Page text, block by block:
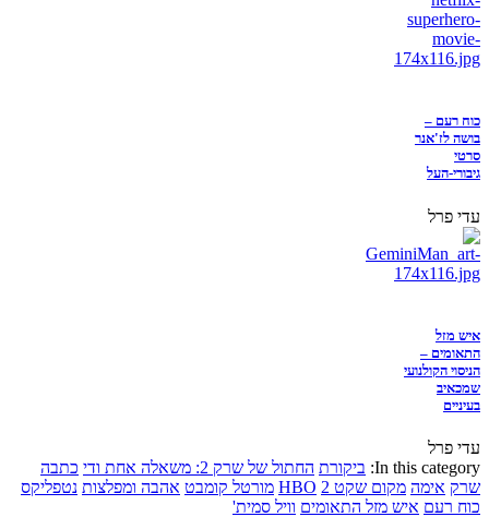
כוח רעם –
בושה לז'אנר
סרטי
גיבורי-העל
עדי פרל
איש מזל
התאומים –
הניסוי הקולנועי
שמכאיב
בעיניים
עדי פרל
In this category: ביקורת החתול של שרק 2: משאלה אחת ודי
כתבה
שרק אימה מקום שקט 2 HBO מורטל קומבט אהבה ומפלצות נטפליקס
כוח רעם איש מזל התאומים וויל סמית'